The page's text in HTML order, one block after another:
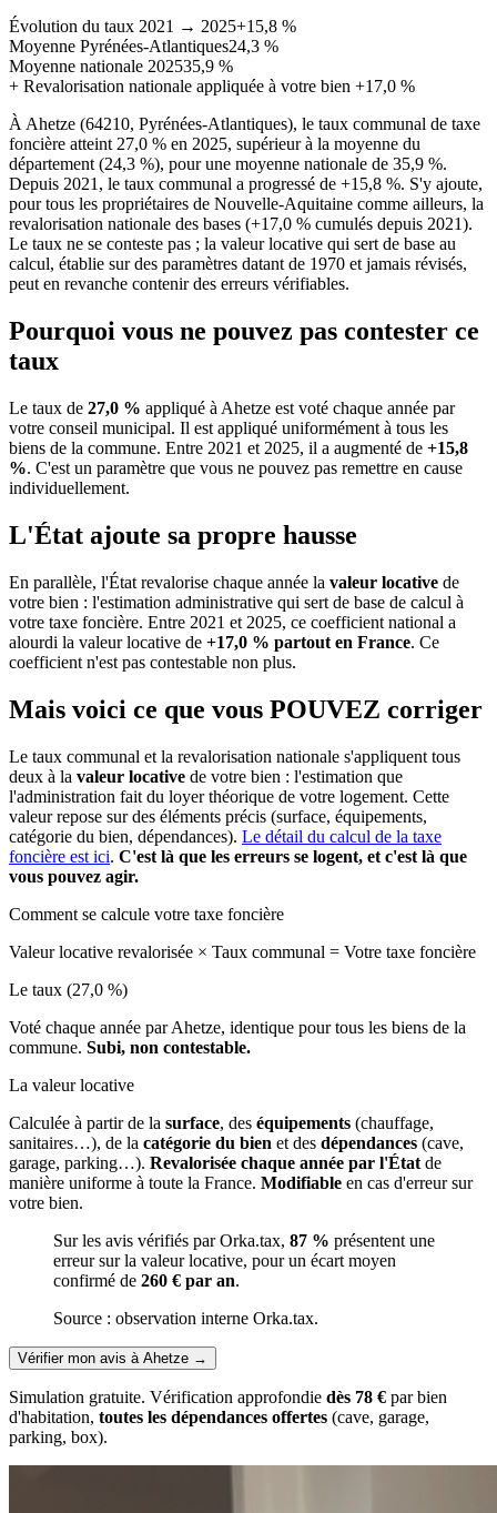
Évolution du taux 2021 → 2025+15,8 %
Moyenne Pyrénées-Atlantiques24,3 %
Moyenne nationale 202535,9 %
+ Revalorisation nationale appliquée à votre bien +17,0 %
À Ahetze (64210, Pyrénées-Atlantiques), le taux communal de taxe
foncière atteint 27,0 % en 2025, supérieur à la moyenne du
département (24,3 %), pour une moyenne nationale de 35,9 %.
Depuis 2021, le taux communal a progressé de +15,8 %. S'y ajoute,
pour tous les propriétaires de Nouvelle-Aquitaine comme ailleurs, la
revalorisation nationale des bases (+17,0 % cumulés depuis 2021).
Le taux ne se conteste pas ; la valeur locative qui sert de base au
calcul, établie sur des paramètres datant de 1970 et jamais révisés,
peut en revanche contenir des erreurs vérifiables.
Pourquoi vous ne pouvez pas contester ce
taux
Le taux de 27,0 % appliqué à Ahetze est voté chaque année par
votre conseil municipal. Il est appliqué uniformément à tous les
biens de la commune. Entre 2021 et 2025, il a augmenté de +15,8
%. C'est un paramètre que vous ne pouvez pas remettre en cause
individuellement.
L'État ajoute sa propre hausse
En parallèle, l'État revalorise chaque année la valeur locative de
votre bien : l'estimation administrative qui sert de base de calcul à
votre taxe foncière. Entre 2021 et 2025, ce coefficient national a
alourdi la valeur locative de +17,0 % partout en France. Ce
coefficient n'est pas contestable non plus.
Mais voici ce que vous POUVEZ corriger
Le taux communal et la revalorisation nationale s'appliquent tous
deux à la valeur locative de votre bien : l'estimation que
l'administration fait du loyer théorique de votre logement. Cette
valeur repose sur des éléments précis (surface, équipements,
catégorie du bien, dépendances). Le détail du calcul de la taxe
foncière est ici. C'est là que les erreurs se logent, et c'est là que
vous pouvez agir.
Comment se calcule votre taxe foncière
Valeur locative revalorisée × Taux communal = Votre taxe foncière
Le taux (27,0 %)
Voté chaque année par Ahetze, identique pour tous les biens de la
commune. Subi, non contestable.
La valeur locative
Calculée à partir de la surface, des équipements (chauffage,
sanitaires…), de la catégorie du bien et des dépendances (cave,
garage, parking…). Revalorisée chaque année par l'État de
manière uniforme à toute la France. Modifiable en cas d'erreur sur
votre bien.
Sur les avis vérifiés par Orka.tax, 87 % présentent une
erreur sur la valeur locative, pour un écart moyen
confirmé de 260 € par an.
Source : observation interne Orka.tax.
Vérifier mon avis à Ahetze →
Simulation gratuite. Vérification approfondie dès 78 € par bien
d'habitation, toutes les dépendances offertes (cave, garage,
parking, box).